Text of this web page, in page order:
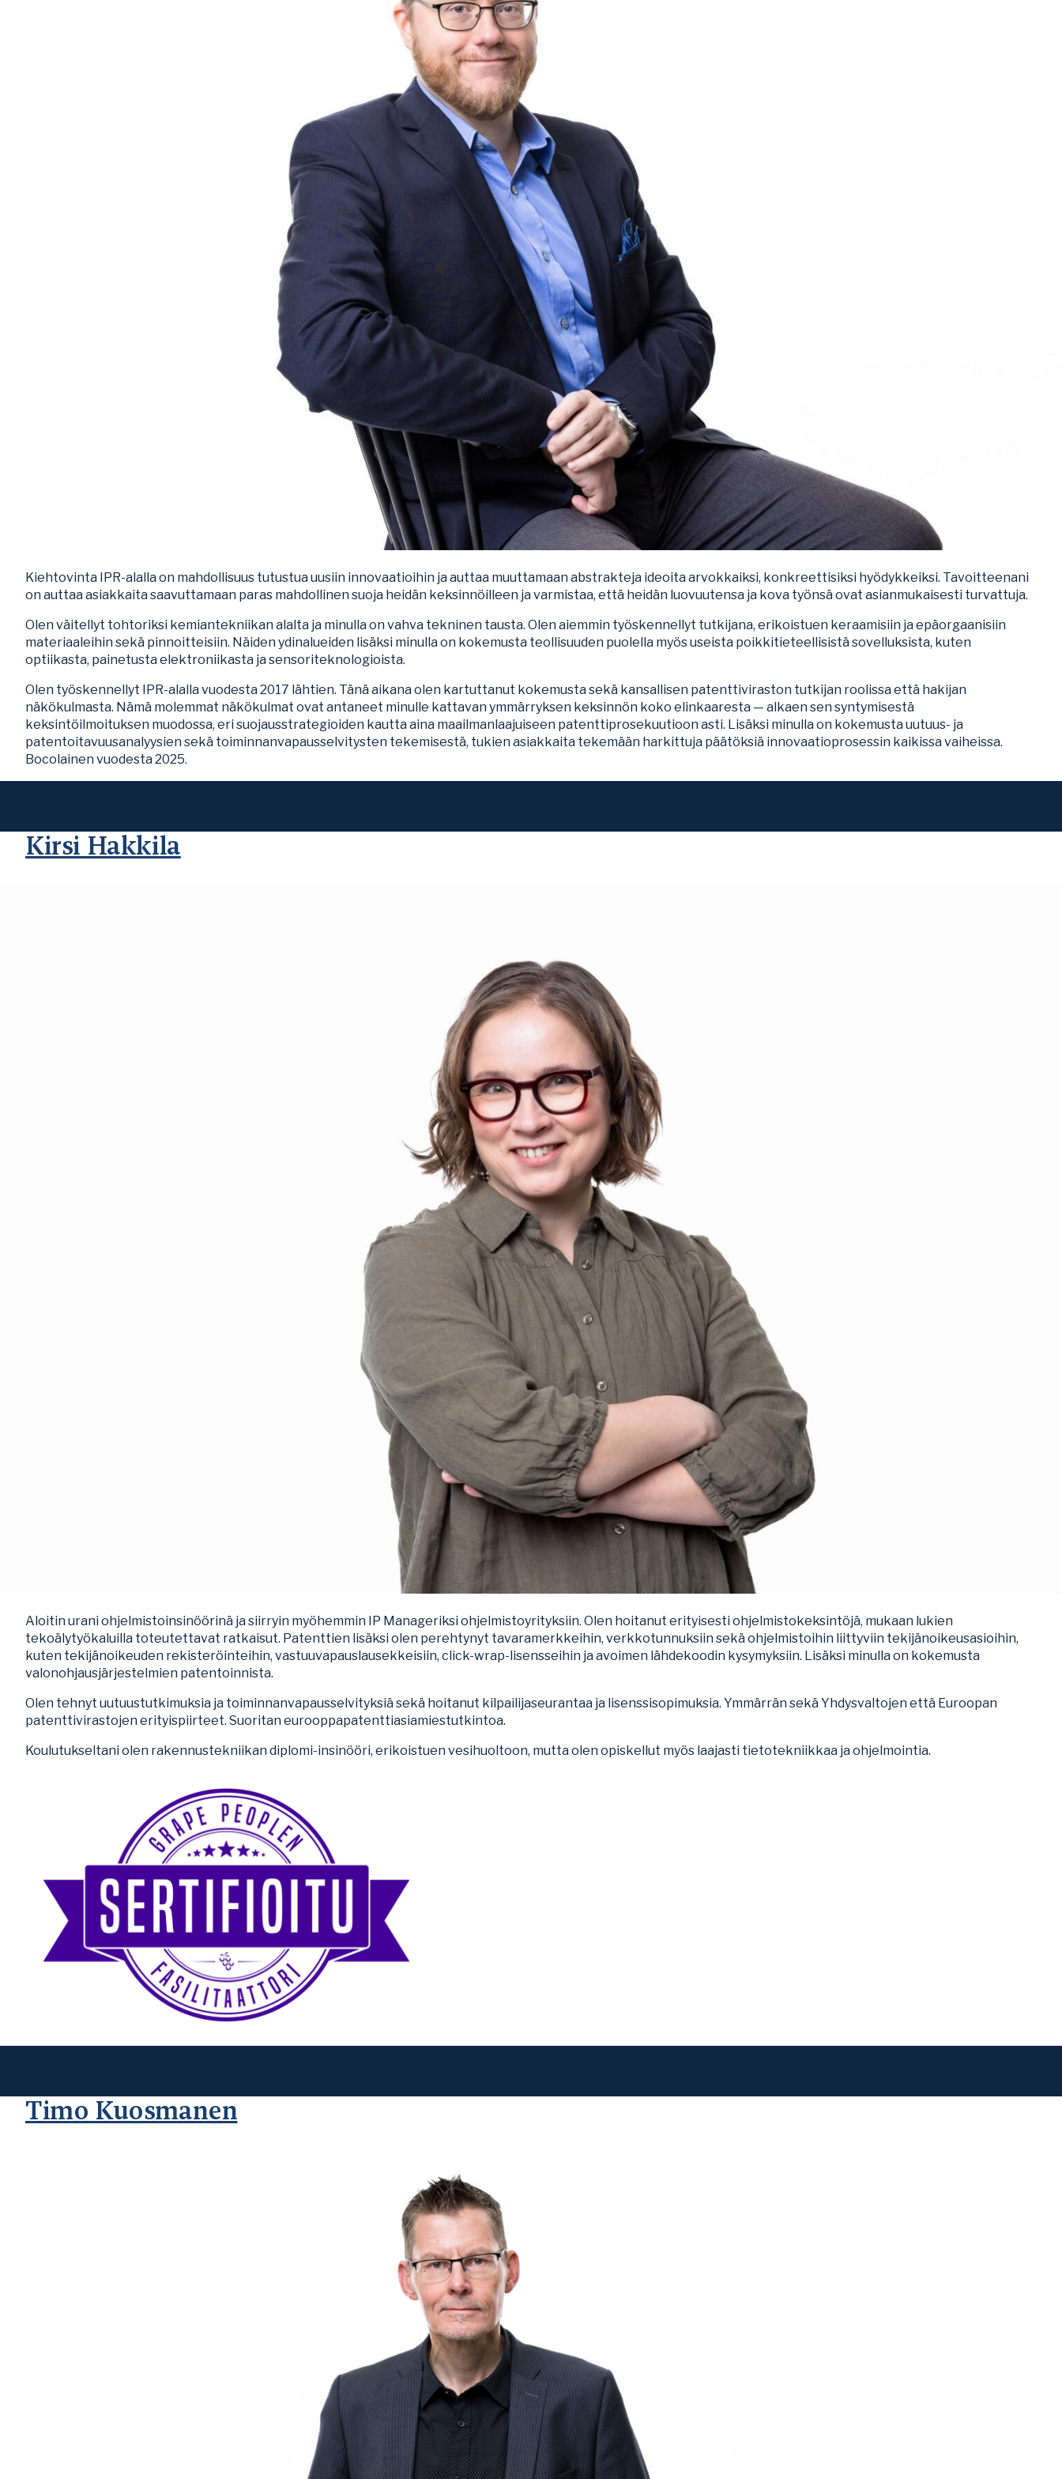
Kiehtovinta IPR-alalla on mahdollisuus tutustua uusiin innovaatioihin ja auttaa muuttamaan abstrakteja ideoita arvokkaiksi, konkreettisiksi hyödykkeiksi. Tavoitteenani
on auttaa asiakkaita saavuttamaan paras mahdollinen suoja heidän keksinnöilleen ja varmistaa, että heidän luovuutensa ja kova työnsä ovat asianmukaisesti turvattuja.
Olen väitellyt tohtoriksi kemiantekniikan alalta ja minulla on vahva tekninen tausta. Olen aiemmin työskennellyt tutkijana, erikoistuen keraamisiin ja epäorgaanisiin
materiaaleihin sekä pinnoitteisiin. Näiden ydinalueiden lisäksi minulla on kokemusta teollisuuden puolella myös useista poikkitieteellisistä sovelluksista, kuten
optiikasta, painetusta elektroniikasta ja sensoriteknologioista.
Olen työskennellyt IPR-alalla vuodesta 2017 lähtien. Tänä aikana olen kartuttanut kokemusta sekä kansallisen patenttiviraston tutkijan roolissa että hakijan
näkökulmasta. Nämä molemmat näkökulmat ovat antaneet minulle kattavan ymmärryksen keksinnön koko elinkaaresta — alkaen sen syntymisestä
keksintöilmoituksen muodossa, eri suojausstrategioiden kautta aina maailmanlaajuiseen patenttiprosekuutioon asti. Lisäksi minulla on kokemusta uutuus- ja
patentoitavuusanalyysien sekä toiminnanvapausselvitysten tekemisestä, tukien asiakkaita tekemään harkittuja päätöksiä innovaatioprosessin kaikissa vaiheissa.
Bocolainen vuodesta 2025.
Kirsi Hakkila
Aloitin urani ohjelmistoinsinöörinä ja siirryin myöhemmin IP Manageriksi ohjelmistoyrityksiin. Olen hoitanut erityisesti ohjelmistokeksintöjä, mukaan lukien
tekoälytyökaluilla toteutettavat ratkaisut. Patenttien lisäksi olen perehtynyt tavaramerkkeihin, verkkotunnuksiin sekä ohjelmistoihin liittyviin tekijänoikeusasioihin,
kuten tekijänoikeuden rekisteröinteihin, vastuuvapauslausekkeisiin, click-wrap-lisensseihin ja avoimen lähdekoodin kysymyksiin. Lisäksi minulla on kokemusta
valonohjausjärjestelmien patentoinnista.
Olen tehnyt uutuustutkimuksia ja toiminnanvapausselvityksiä sekä hoitanut kilpailijaseurantaa ja lisenssisopimuksia. Ymmärrän sekä Yhdysvaltojen että Euroopan
patenttivirastojen erityispiirteet. Suoritan eurooppapatenttiasiamiestutkintoa.
Koulutukseltani olen rakennustekniikan diplomi-insinööri, erikoistuen vesihuoltoon, mutta olen opiskellut myös laajasti tietotekniikkaa ja ohjelmointia.
Timo Kuosmanen